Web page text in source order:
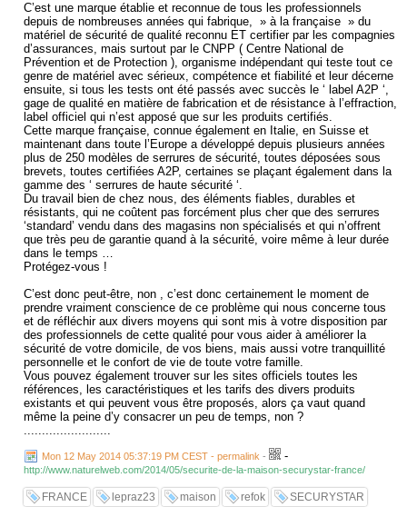
C’est une marque établie et reconnue de tous les professionnels
depuis de nombreuses années qui fabrique, » à la française » du
matériel de sécurité de qualité reconnu ET certifier par les compagnies
d’assurances, mais surtout par le CNPP ( Centre National de
Prévention et de Protection ), organisme indépendant qui teste tout ce
genre de matériel avec sérieux, compétence et fiabilité et leur décerne
ensuite, si tous les tests ont été passés avec succès le ‘ label A2P ‘,
gage de qualité en matière de fabrication et de résistance à l’effraction,
label officiel qui n’est apposé que sur les produits certifiés.
Cette marque française, connue également en Italie, en Suisse et
maintenant dans toute l’Europe a développé depuis plusieurs années
plus de 250 modèles de serrures de sécurité, toutes déposées sous
brevets, toutes certifiées A2P, certaines se plaçant également dans la
gamme des ‘ serrures de haute sécurité ‘.
Du travail bien de chez nous, des éléments fiables, durables et
résistants, qui ne coûtent pas forcément plus cher que des serrures
‘standard’ vendu dans des magasins non spécialisés et qui n’offrent
que très peu de garantie quand à la sécurité, voire même à leur durée
dans le temps …
Protégez-vous !
C’est donc peut-être, non , c’est donc certainement le moment de
prendre vraiment conscience de ce problème qui nous concerne tous
et de réfléchir aux divers moyens qui sont mis à votre disposition par
des professionnels de cette qualité pour vous aider à améliorer la
sécurité de votre domicile, de vos biens, mais aussi votre tranquillité
personnelle et le confort de vie de toute votre famille.
Vous pouvez également trouver sur les sites officiels toutes les
références, les caractéristiques et les tarifs des divers produits
existants et qui peuvent vous être proposés, alors ça vaut quand
même la peine d’y consacrer un peu de temps, non ?
........................
Mon 12 May 2014 05:37:19 PM CEST - permalink - -
http://www.naturelweb.com/2014/05/securite-de-la-maison-securystar-france/
FRANCE lepraz23 maison refok SECURYSTAR